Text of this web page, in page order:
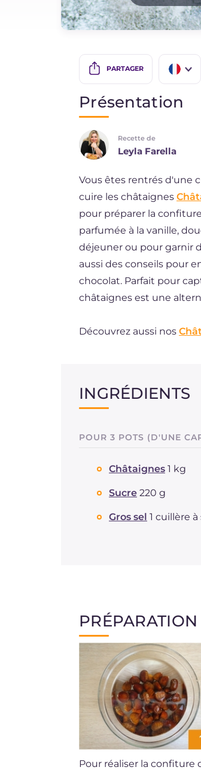
YouTube
PARTAGER
BR
Présentation
Recette de
Leyla Farella
Vous êtes rentrés d'une
cuire les châtaignes
pour préparer la
parfumée à la vanille,
déjeuner ou pour garnir
aussi des conseils pour
chocolat. Parfait pour
châtaignes est une
Découvrez aussi nos
INGRÉDIENTS
POUR 3 POTS (D'UNE
Châtaignes 1 kg
Sucre 220 g
Gros sel 1 cuillère
PRÉPARATION
Pour réaliser la confiture